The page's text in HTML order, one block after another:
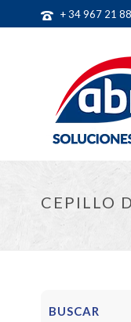
+ 34 967 21
CEPILLO
BUSCAR